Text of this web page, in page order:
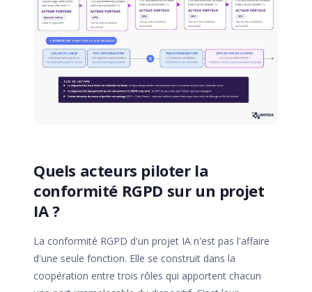
Quels acteurs piloter la
conformité RGPD sur un projet
IA ?
La conformité RGPD d'un projet IA n'est pas l'affaire
d'une seule fonction. Elle se construit dans la
coopération entre trois rôles qui apportent chacun